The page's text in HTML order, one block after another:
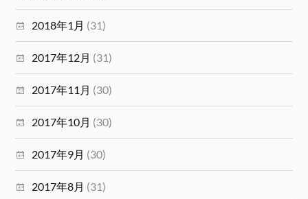
2018年1月 (31)
2017年12月 (31)
2017年11月 (30)
2017年10月 (30)
2017年9月 (30)
2017年8月 (31)